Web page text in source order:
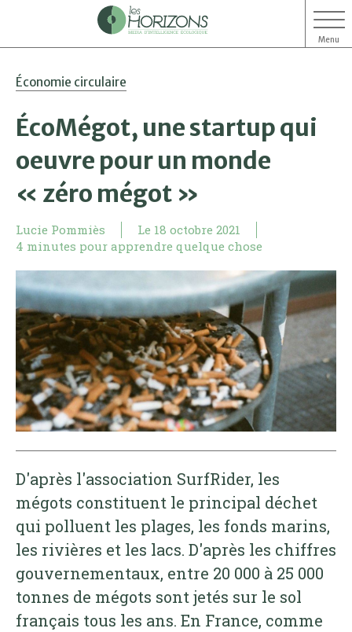
Menu
Économie circulaire
ÉcoMégot, une startup qui
oeuvre pour un monde
« zéro mégot »
Lucie Pommiès Le 18 octobre 2021
4 minutes pour apprendre quelque chose
D'après l'association SurfRider, les
mégots constituent le principal déchet
qui polluent les plages, les fonds marins,
les rivières et les lacs. D'après les chiffres
gouvernementaux, entre 20 000 à 25 000
tonnes de mégots sont jetés sur le sol
français tous les ans. En France, comme